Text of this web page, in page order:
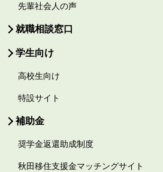
先輩社会人の声
就職相談窓口
学生向け
高校生向け
特設サイト
補助金
奨学金返還助成制度
秋田移住支援金マッチングサイト